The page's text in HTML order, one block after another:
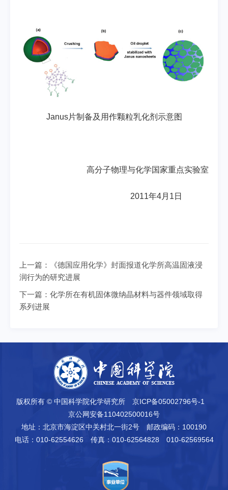
Janus片制备及用作颗粒乳化剂示意图
高分子物理与化学国家重点实验室
2011年4月1日
上一篇：
《德国应用化学》封面报道化学所高温固液浸
润行为的研究进展
下一篇： 化学所在有机固体微纳晶材料与器件领域取得
系列进展
版权所有 © 中国科学院化学研究所
京ICP备05002796号-1
京公网安备110402500016号
地址：北京市海淀区中关村北一街2号
邮政编码：100190
电话：010-62554626
传真：010-62564828 010-62569564